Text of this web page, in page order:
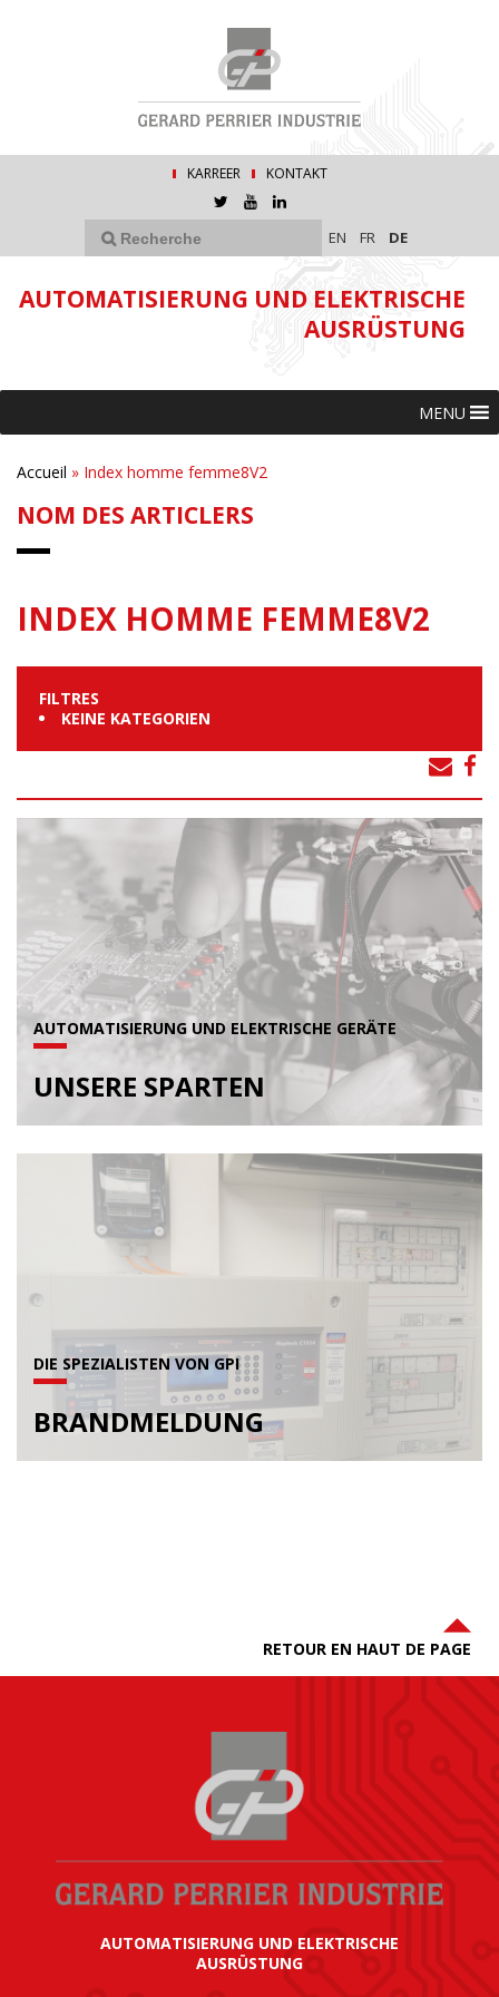
KARREER KONTAKT
EN FR DE
AUTOMATISIERUNG UND ELEKTRISCHE
AUSRÜSTUNG
MENU
Accueil » Index homme femme8V2
NOM DES ARTICLERS
INDEX HOMME FEMME8V2
FILTRES
KEINE KATEGORIEN
AUTOMATISIERUNG UND ELEKTRISCHE GERÄTE
UNSERE SPARTEN
DIE SPEZIALISTEN VON GPI
BRANDMELDUNG
RETOUR EN HAUT DE PAGE
AUTOMATISIERUNG UND ELEKTRISCHE
AUSRÜSTUNG